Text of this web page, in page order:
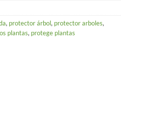
, protector árbol, protector arboles,
plantas, protege plantas